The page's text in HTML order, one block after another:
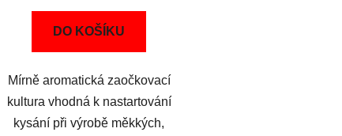
DO KOŠÍKU
Mírně aromatická zaočkovací
kultura vhodná k nastartování
kysání při výrobě měkkých,